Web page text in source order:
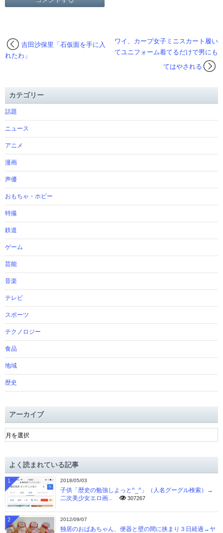
ワイ、カープ女子ミニスカート履い
てユニフォーム着てるだけで男にも
てはやされる
吉田沙保里「石仮面を手に入
れたわ」
カテゴリー
話題
ニュース
アニメ
漫画
声優
おもちゃ・ホビー
特撮
鉄道
ゲーム
芸能
音楽
テレビ
スポーツ
テクノロジー
食品
地域
歴史
アーカイブ
ア
ー
ブよく読まれている記事
2018/05/03
子供「歴史の勉強しよっと^_^」（人名グーグル検索）→
二次美少女エロ画...
307267
1
2012/09/07
独居のおばあちゃん、便器と壁の間に挟まり３日経過→ヤ
2